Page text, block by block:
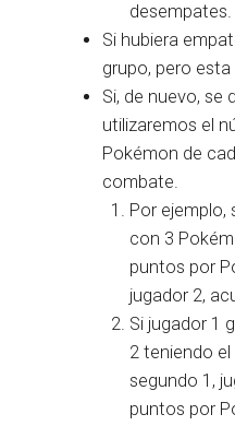
desempates.
Si hubiera
grupo, pero
Si, de nuevo, se
utilizaremos el
Pokémon de
combate.
Por ejemplo,
con 3
puntos por
jugador 2,
Si jugador 1
2 teniendo
segundo 1,
puntos por